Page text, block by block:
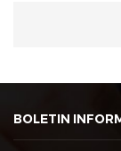
BOLETIN